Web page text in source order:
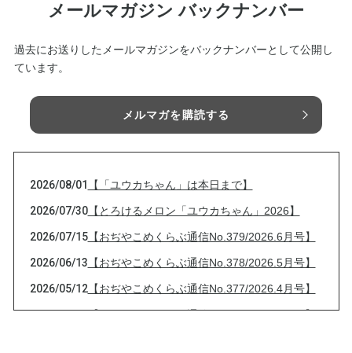
メールマガジン バックナンバー
過去にお送りしたメールマガジンをバックナンバーとして公開し
ています。
メルマガを購読する
2026/08/01 【「ユウカちゃん」は本日まで】
2026/07/30【とろけるメロン「ユウカちゃん」2026】
2026/07/15【おぢやこめくらぶ通信No.379/2026.6月号】
2026/06/13 【おぢやこめくらぶ通信No.378/2026.5月号】
2026/05/12【おぢやこめくらぶ通信No.377/2026.4月号】
2026/04/13【おぢやこめくらぶ通信No.376/2026.3月号】